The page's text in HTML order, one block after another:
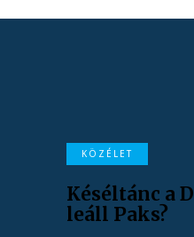
KÖZÉLET
Késéltánc a
leáll Paks?